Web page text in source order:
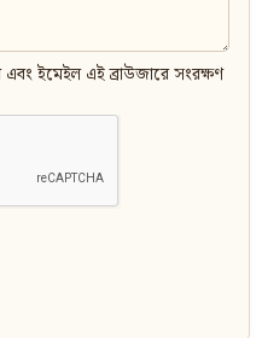
ইমেইল এই ব্রাউজারে সংরক্ষণ